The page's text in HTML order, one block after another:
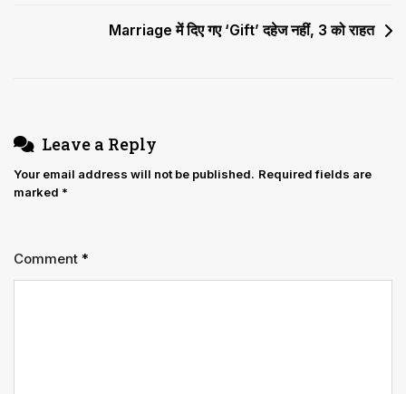
Marriage में दिए गए ‘Gift’ दहेज नहीं, 3 को राहत
Leave a Reply
Your email address will not be published. Required fields are
marked *
Comment *